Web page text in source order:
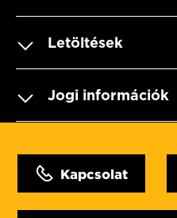
Letöltések
Jogi információk
Kapcsolat